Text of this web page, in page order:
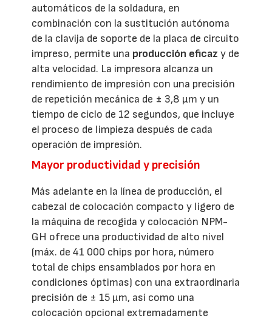
automáticos de la soldadura, en
combinación con la sustitución autónoma
de la clavija de soporte de la placa de circuito
impreso, permite una producción eficazy de
alta velocidad. La impresora alcanza un
rendimiento de impresión con una precisión
de repetición mecánica de ± 3,8 μm y un
tiempo de ciclo de 12 segundos, que incluye
el proceso de limpieza después de cada
operación de impresión.
Mayor productividad y precisión
Más adelante en la línea de producción, el
cabezal de colocación compacto y ligero de
la máquina de recogida y colocación NPM-
GH ofrece una productividad de alto nivel
(máx. de 41 000 chips por hora, número
total de chips ensamblados por hora en
condiciones óptimas) con una extraordinaria
precisión de ± 15 μm, así como una
colocación opcional extremadamente